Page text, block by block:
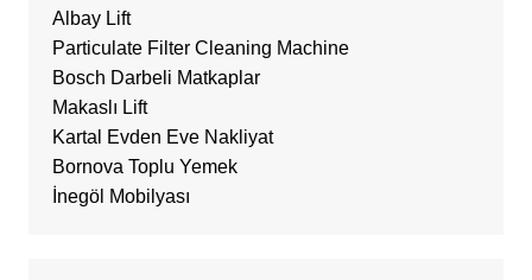
Albay Lift
Particulate Filter Cleaning Machine
Bosch Darbeli Matkaplar
Makaslı Lift
Kartal Evden Eve Nakliyat
Bornova Toplu Yemek
İnegöl Mobilyası